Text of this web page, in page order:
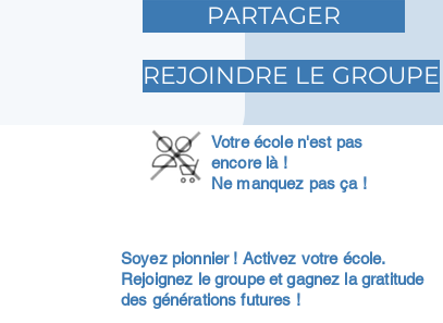
PARTAGER
REJOINDRE LE GROUPE
Votre école n'est pas
encore là !
Ne manquez pas ça !
Soyez pionnier ! Activez votre école.
Rejoignez le groupe et gagnez la gratitude
des générations futures !